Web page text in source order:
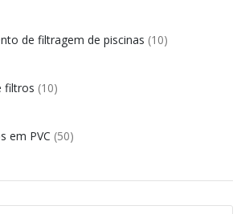
de filtragem de piscinas (10)
filtros (10)
em PVC (50)